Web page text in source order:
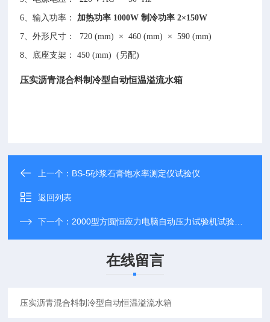
6 、输入功率： 加热功率 1000W 制冷功率 2×150W
7 、外形尺寸： 720 (mm) × 460 (mm) × 590 (mm)
8 、底座支架： 450 (mm) (另配)
压实沥青混合料制冷型自动恒温溢流水箱
上一个： BS-5砂浆石膏饱水率测定仪试验仪
返回列表
下一个： 2000型方圆恒应力电脑自动压力试验机试验说明
在线留言